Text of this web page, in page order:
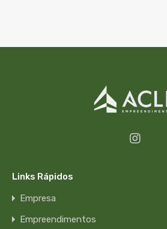
Links Rápidos
Empresa
Empreendimentos